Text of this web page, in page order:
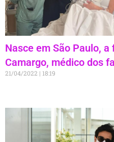
Nasce em São Paulo,
Camargo, médico dos
21/04/2022 18:19